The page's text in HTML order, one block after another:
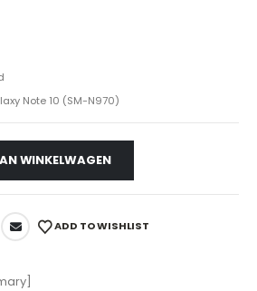
Note 10 (SM-N970)
WINKELWAGEN
ADD TO WISHLIST